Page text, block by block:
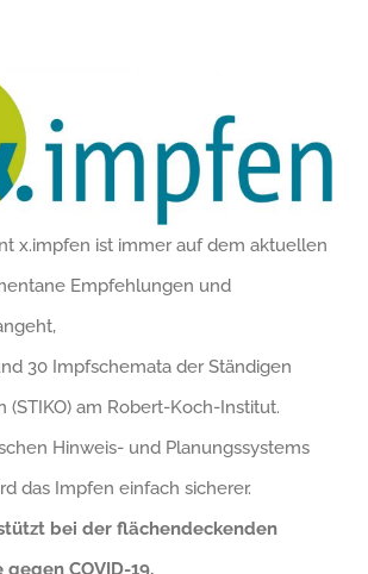
x.impfen ist immer auf dem aktuellen
Empfehlungen und
30 Impfschemata der Ständigen
(STIKO) am Robert-Koch-Institut.
Hinweis- und Planungssystems
das Impfen einfach sicherer.
bei der flächendeckenden